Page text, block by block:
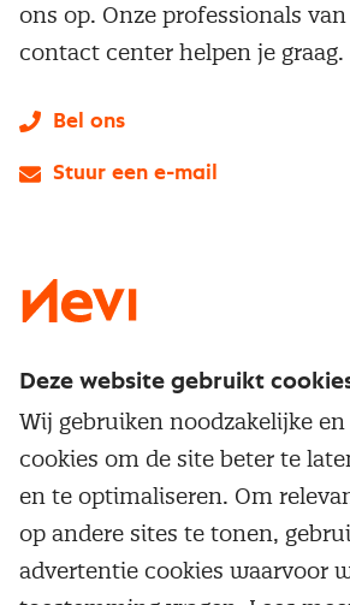
Service & contact
Over inkoop
Netwerk en communities
Aanmelden nieuwsbrief
Populaire thema's
Aanbesteden
Contractmanagement
Kostenmanagement
Opleidingen en trainingen
Trainingen
ons op. Onze professionals
contact center helpen je graag.
Bel ons
Stuur een e-mail
Deze website gebruikt
Wij gebruiken noodzakelijke
cookies om de site beter te
en te optimaliseren. Om
op andere sites te tonen,
advertentie cookies waarvoor